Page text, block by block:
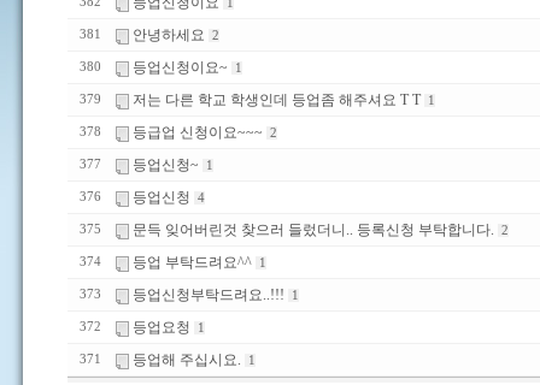
1
381 안녕하세요 2
380 등업신청이요~ 1
379 저는 다른 학교 학생인데 등업좀 해주셔요 T T 1
378 등급업 신청이요~~~ 2
377 등업신청~ 1
376 등업신청 4
375 문득 잊어버린것 찾으러 들렀더니.. 등록신청 부탁합니다. 2
374 등업 부탁드려요^^ 1
373 등업신청부탁드려요..!!! 1
372 등업요청 1
371 등업해 주십시요. 1